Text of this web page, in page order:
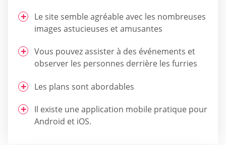
Le site semble agréable avec les nombreuses
images astucieuses et amusantes
Vous pouvez assister à des événements et
observer les personnes derrière les furries
Les plans sont abordables
Il existe une application mobile pratique pour
Android et iOS.